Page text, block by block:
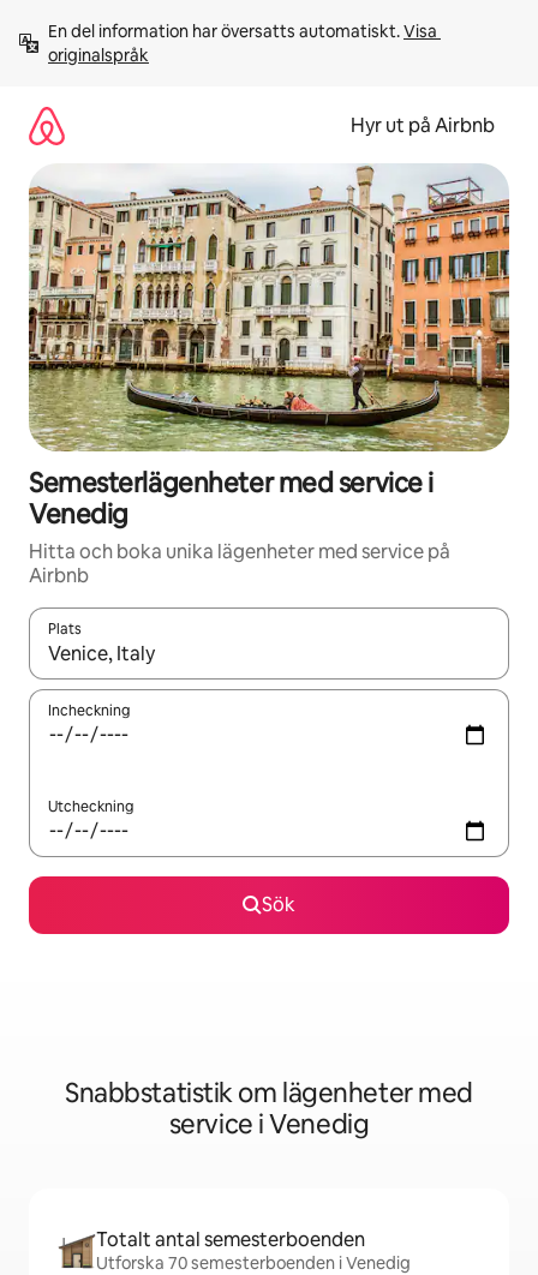
innehåll
En del information har översatts automatiskt. Visa
originalspråk
Hyr ut på Airbnb
Semesterlägenheter med service i
Venedig
Hitta och boka unika lägenheter med service på
Airbnb
Plats
När resultaten är tillgängliga kan du navigera med upp- och
Incheckning
Utcheckning
Sök
Snabbstatistik om lägenheter med
service i Venedig
Totalt antal semesterboenden
Utforska 70 semesterboenden i Venedig